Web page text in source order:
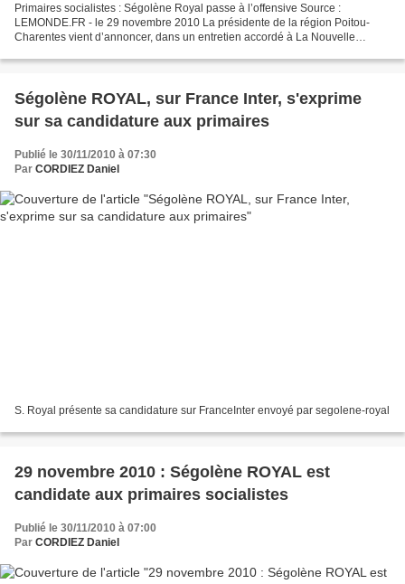
Primaires socialistes : Ségolène Royal passe à l’offensive Source :
LEMONDE.FR - le 29 novembre 2010 La présidente de la région Poitou-
Charentes vient d’annoncer, dans un entretien accordé à La Nouvelle
Ségolène ROYAL, sur France Inter, s'exprime
sur sa candidature aux primaires
Publié le 30/11/2010 à 07:30
Par CORDIEZ Daniel
S. Royal présente sa candidature sur FranceInter envoyé par segolene-royal
29 novembre 2010 : Ségolène ROYAL est
candidate aux primaires socialistes
Publié le 30/11/2010 à 07:00
Par CORDIEZ Daniel